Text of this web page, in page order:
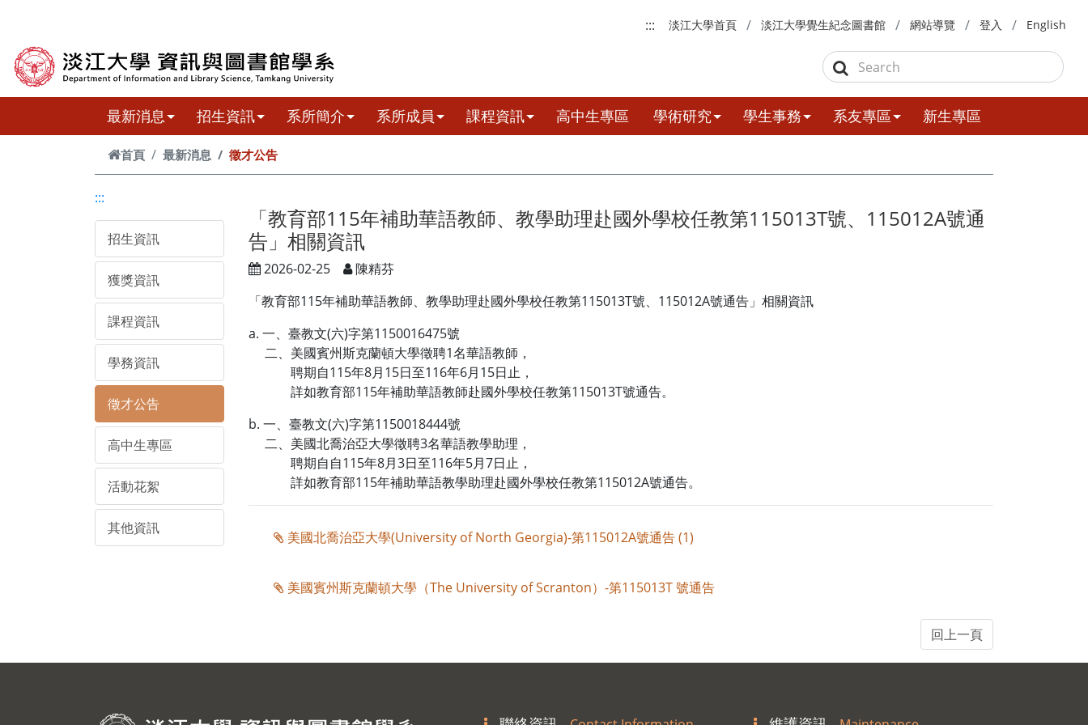
:::
淡江大學首頁 淡江大學覺生紀念圖書館 網站導覽 登入 English
最新消息 招生資訊 系所簡介 系所成員 課程資訊 高中生專區 學術研究 學生事務 系友專區 新生專區
首頁 最新消息 徵才公告
:::
招生資訊
獲獎資訊
課程資訊
學務資訊
徵才公告
高中生專區
活動花絮
其他資訊
「教育部115年補助華語教師、教學助理赴國外學校任教第115013T號、115012A號通
告」相關資訊
2026-02-25
陳精芬
「教育部115年補助華語教師、教學助理赴國外學校任教第115013T號、115012A號通告」相關資訊
a. 一、臺教文(六)字第1150016475號
二、美國賓州斯克蘭頓大學徵聘1名華語教師，
聘期自115年8月15日至116年6月15日止，
詳如教育部115年補助華語教師赴國外學校任教第115013T號通告。
b. 一、臺教文(六)字第1150018444號
二、美國北喬治亞大學徵聘3名華語教學助理，
聘期自自115年8月3日至116年5月7日止，
詳如教育部115年補助華語教學助理赴國外學校任教第115012A號通告。
美國北喬治亞大學(University of North Georgia)-第115012A號通告 (1)
美國賓州斯克蘭頓大學（The University of Scranton）-第115013T 號通告